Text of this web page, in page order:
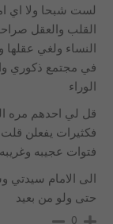
لست شبحا ولا اي
القلب والعقل
النساء ولغي عقلها
في مجتمع ذكوري
الوراء
قل لي احدهم مره
فكثيرات يفعلن
فتوات عجيبه وغريبه
الى الامام سيدتي
حتى ولو من بعيد
0